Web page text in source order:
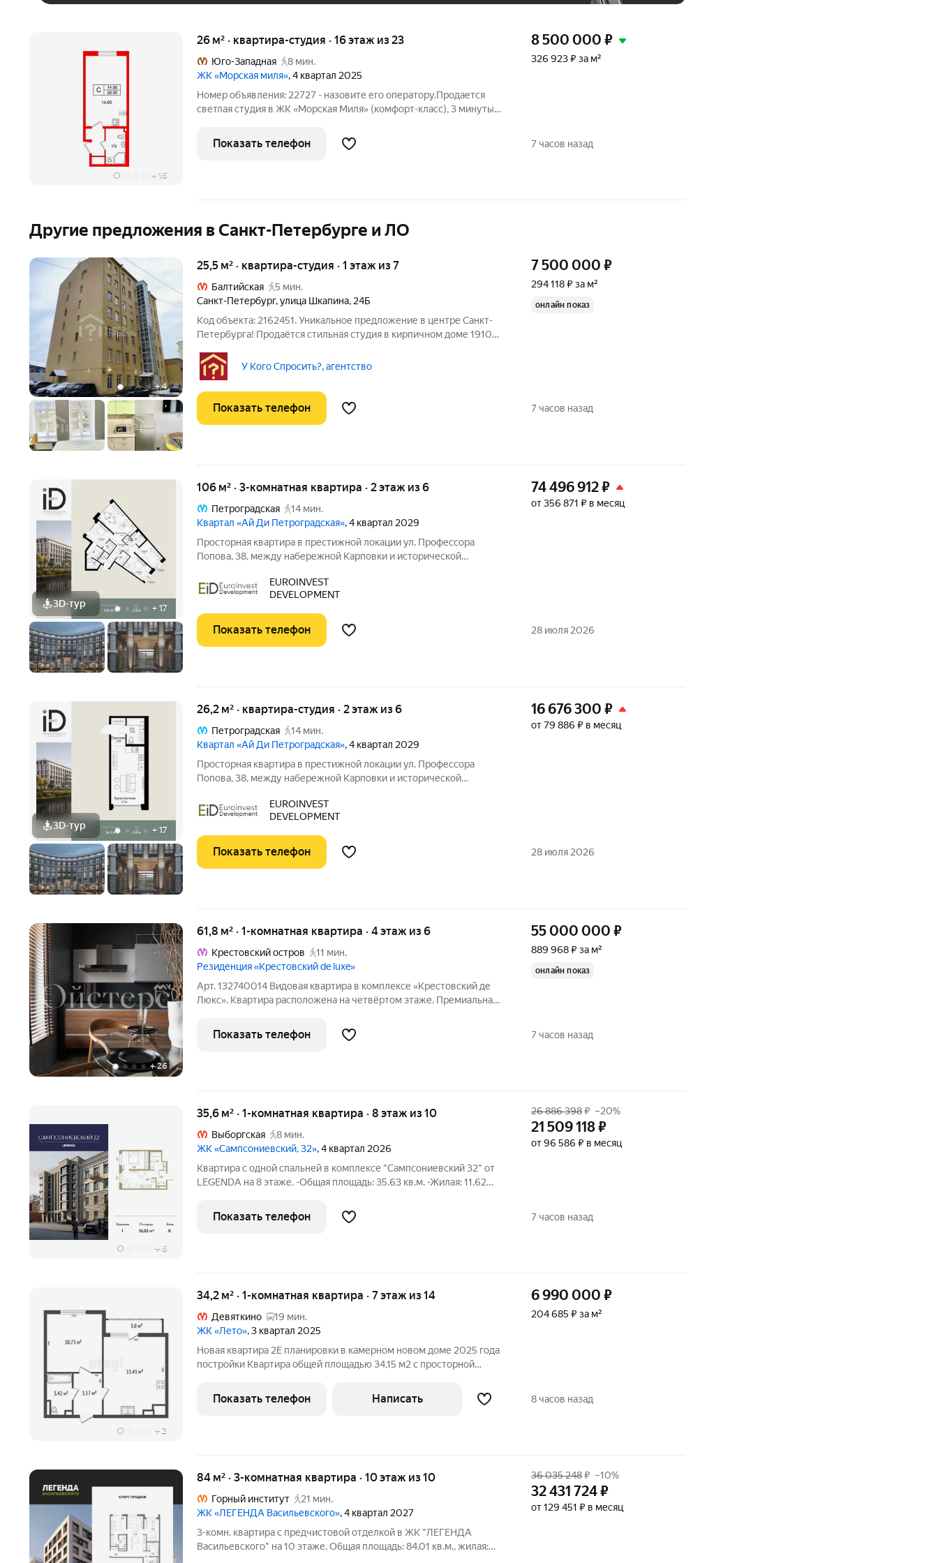
+ 16
26 м² · квартира-студия · 16 этаж из 23
Юго-Западная
8 мин.
ЖК «Морская миля», 4 квартал 2025
Номер объявления: 22727 - назовите его оператору.Продается
светлая студия в ЖК «Морская Миля» (комфорт-класс), 3 минуты
дневные часы комната наполнена светом. Студия готова к
проживанию,
8 500 000 ₽
326 923 ₽ за м²
Показать телефон 7 часов назад
Другие предложения в Санкт-Петербурге и ЛО
+4
25,5 м² · квартира-студия · 1 этаж из 7
Балтийская
5 мин.
Санкт-Петербург,улица Шкапина, 24Б
Код объекта: 2162451. Уникальное предложение в центре Санкт-
Петербурга! Продаётся стильная студия в кирпичном доме 1910
района. Квартира расположена на первом этаже семиэтажного
дома и
У Кого Спросить?, агентство
7 500 000 ₽
294 118 ₽ за м²
онлайн показ
Показать телефон 7 часов назад
3D-тур + 17
106 м² · 3-комнатная квартира · 2 этаж из 6
Петроградская
14 мин.
Квартал «Ай Ди Петроградская», 4 квартал 2029
Просторная квартира в престижной локации ул. Профессора
Попова, 38, между набережной Карповки и исторической
на Иоанновский монастырь и реку Карповку. В пешей доступности
метро
EUROINVEST
DEVELOPMENT
74 496 912₽
от 356 871 ₽ в месяц
Показать телефон 28 июля 2026
3D-тур + 17
26,2 м² · квартира-студия · 2 этаж из 6
Петроградская
14 мин.
Квартал «Ай Ди Петроградская», 4 квартал 2029
Просторная квартира в престижной локации ул. Профессора
Попова, 38, между набережной Карповки и исторической
на Иоанновский монастырь и реку Карповку. В пешей доступности
метро
EUROINVEST
DEVELOPMENT
16 676 300 ₽
от 79 886 ₽ в месяц
Показать телефон 28 июля 2026
+26
61,8 м² · 1-комнатная квартира · 4 этаж из 6
Крестовский остров
11 мин.
Резиденция «Крестовский de luxe»
Арт. 132740014 Видовая квартира в комплексе «Крестовский де
Люкс». Квартира расположена на четвёртом этаже. Премиальная
кондиционирования, увеличенные двери. Ремонт без
амортизации.
55 000 000 ₽
889 968 ₽ за м²
онлайн показ
Показать телефон 7 часов назад
+ 6
35,6 м² · 1-комнатная квартира · 8 этаж из 10
Выборгская
8 мин.
ЖК «Сампсониевский, 32», 4 квартал 2026
Квартира с одной спальней в комплексе "Сампсониевский 32" от
LEGENDA на 8 этаже. -Общая площадь: 35.63 кв.м. -Жилая: 11.62
потолков 2.7 м. Все окна выходят на одну сторону. В квартире
один
26 886 398₽ –20%
21 509 118₽
от 96 586 ₽ в месяц
Показать телефон 7 часов назад
+ 2
34,2 м² · 1-комнатная квартира · 7 этаж из 14
Девяткино
19 мин.
ЖК «Лето», 3 квартал 2025
Новая квартира 2Е планировки в камерном новом доме 2025 года
постройки Квартира общей площадью 34,15 м2 с просторной
полная чистовая отделка: обои под покраску с белой
водоэмульсионной
6 990 000 ₽
204 685 ₽ за м²
Показать телефон Написать 8 часов назад
84 м² · 3-комнатная квартира · 10 этаж из 10
Горный институт
21 мин.
ЖК «ЛЕГЕНДА Васильевского», 4 квартал 2027
3-комн. квартира с предчистовой отделкой в ЖК "ЛЕГЕНДА
Васильевского" на 10 этаже. Общая площадь: 84.01 кв.м., жилая:
36 035 248₽ –10%
32 431 724₽
от 129 451 ₽ в месяц